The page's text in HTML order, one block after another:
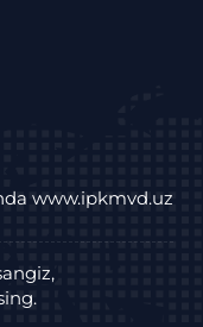
www.ipkmvd.uz